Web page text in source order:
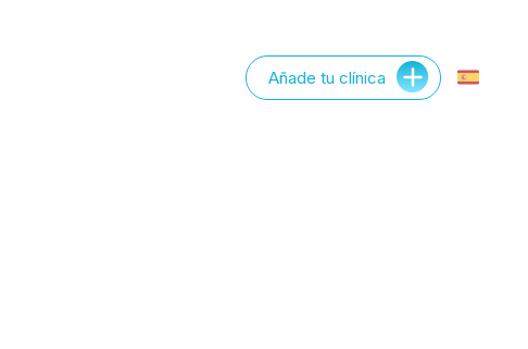
Añade tu clínica